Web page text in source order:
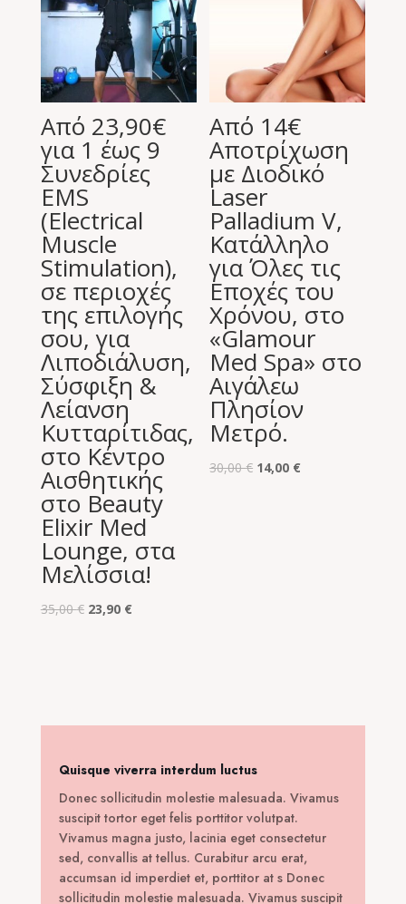
Από 23,90€
για 1 έως 9
Συνεδρίες
EMS
(Electrical
Muscle
Stimulation),
σε περιοχές
της επιλογής
σου, για
Λιποδιάλυση,
Σύσφιξη &
Λείανση
Κυτταρίτιδας,
στο Κέντρο
Αισθητικής
στο Beauty
Elixir Med
Lounge, στα
Μελίσσια!
35,00€ Original
23,90 €Η
Από 14€
Αποτρίχωση
με Διοδικό
Laser
Palladium V,
Κατάλληλο
για Όλες τις
Εποχές του
Χρόνου, στο
«Glamour
Med Spa» στο
Αιγάλεω
Πλησίον
Μετρό.
30,00€ Original
14,00 €
Quisque viverra interdum luctus
Donec sollicitudin molestie malesuada. Vivamus
suscipit tortor eget felis porttitor volutpat.
Vivamus magna justo, lacinia eget consectetur
sed, convallis at tellus. Curabitur arcu erat,
accumsan id imperdiet et, porttitor at s Donec
sollicitudin molestie malesuada. Vivamus suscipit